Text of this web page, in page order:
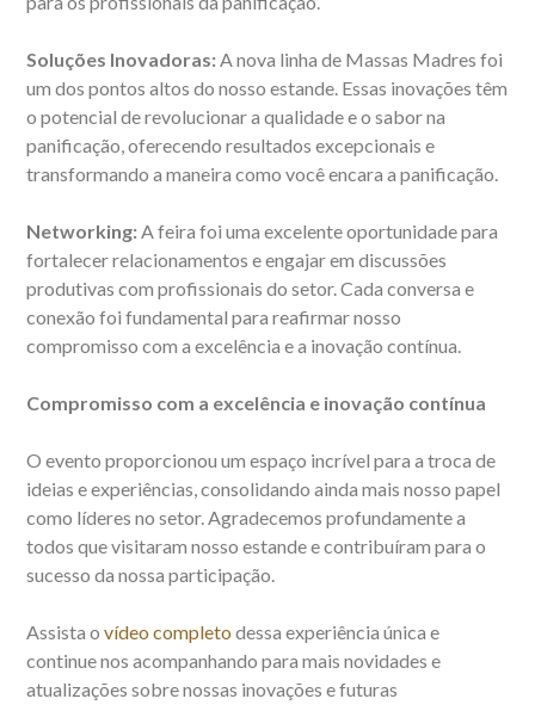
Soluções Inovadoras:A nova linha de Massas Madres foi
um dos pontos altos do nosso estande. Essas inovações têm
o potencial de revolucionar a qualidade e o sabor na
panificação, oferecendo resultados excepcionais e
transformando a maneira como você encara a panificação.
Networking:A feira foi uma excelente oportunidade para
fortalecer relacionamentos e engajar em discussões
produtivas com profissionais do setor. Cada conversa e
conexão foi fundamental para reafirmar nosso
compromisso com a excelência e a inovação contínua.
Compromisso com a excelência e inovação contínua
O evento proporcionou um espaço incrível para a troca de
ideias e experiências, consolidando ainda mais nosso papel
como líderes no setor. Agradecemos profundamente a
todos que visitaram nosso estande e contribuíram para o
sucesso da nossa participação.
Assista o vídeo completo dessa experiência única e
continue nos acompanhando para mais novidades e
atualizações sobre nossas inovações e futuras